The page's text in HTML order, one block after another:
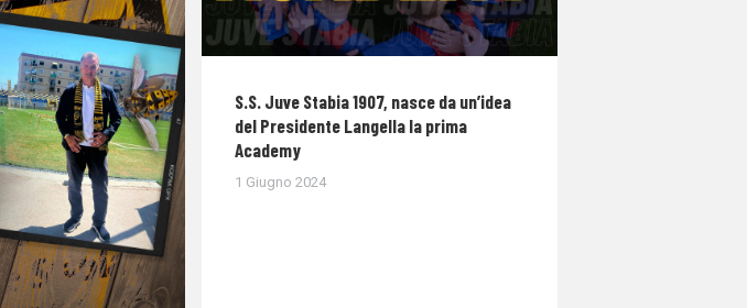
S.S. Juve Stabia 1907, nasce da un’idea
del Presidente Langella la prima
Academy
1 Giugno 2024